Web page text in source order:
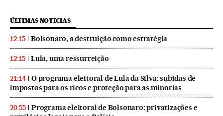
ÚLTIMAS NOTICIAS
12:15 Bolsonaro, a destruição como estratégia
12:15 Lula, uma ressurreição
21:14
O programa eleitoral de Lula da Silva: subidas de
impostos para os ricos e proteção para as minorias
20:55
Programa eleitoral de Bolsonaro: privatizações e